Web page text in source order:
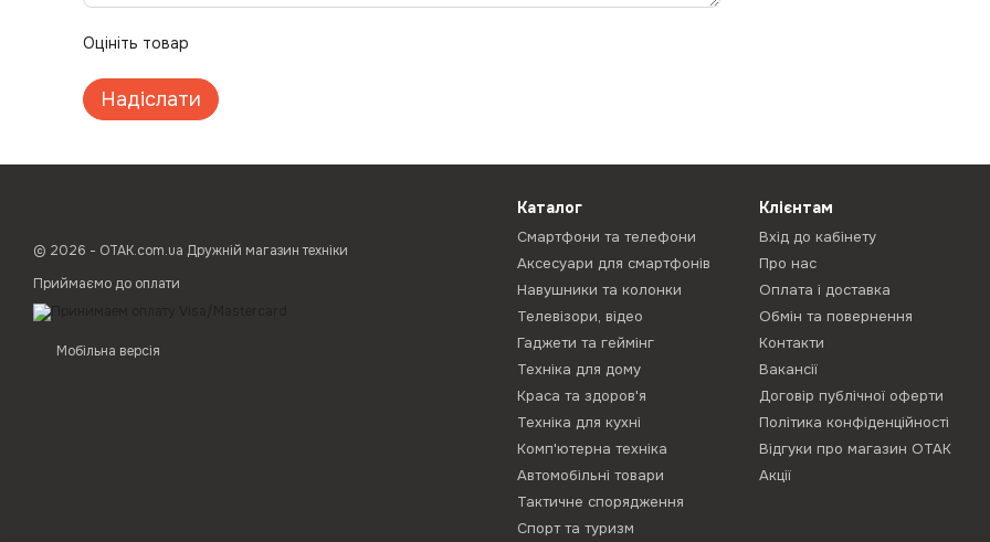
Оцініть товар
Надіслати
© 2026 - ОТАК.com.ua Дружній магазин техніки
Приймаємо до оплати
Мобільна версія
Каталог
Смартфони та телефони
Аксесуари для смартфонів
Навушники та колонки
Телевізори, відео
Гаджети та геймінг
Техніка для дому
Краса та здоров'я
Техніка для кухні
Комп'ютерна техніка
Автомобільні товари
Тактичне спорядження
Спорт та туризм
Клієнтам
Вхід до кабінету
Про нас
Оплата і доставка
Обмін та повернення
Контакти
Вакансії
Договір публічної оферти
Політика конфіденційності
Відгуки про магазин ОТАК
Акції